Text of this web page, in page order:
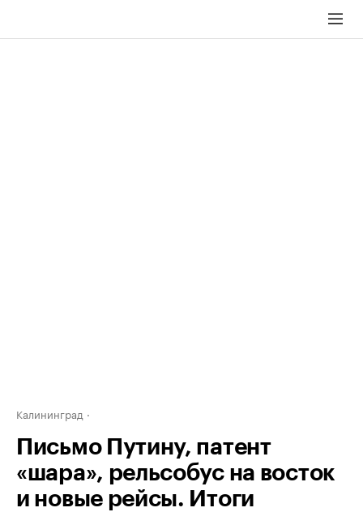
Калининград
Письмо Путину, патент
«шара», рельсобус на восток
и новые рейсы. Итоги